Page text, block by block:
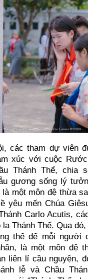
các tham dự viên
xúc với cuộc
Thánh Thể, chia
gương sống lý
là một môn đệ thừa
yêu mến Chúa
Carlo Acutis,
Thánh Thể. Qua
thế để mỗi người
là một môn đệ
liên lỉ cầu nguyện,
lễ và Chầu